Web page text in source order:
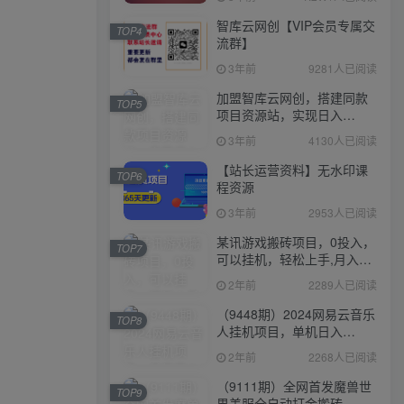
智库云网创【VIP会员专属交
流群】
3年前 9281人已阅读
TOP4
加盟智库云网创，搭建同款
项目资源站，实现日入
2000+
3年前 4130人已阅读
TOP5
【站长运营资料】无水印课
程资源
3年前 2953人已阅读
TOP6
某讯游戏搬砖项目，0投入，
可以挂机，轻松上手,月入
3000+上不封顶
2年前 2289人已阅读
TOP7
（9448期）2024网易云音乐
人挂机项目，单机日入
150+，无脑月入5000+
2年前 2268人已阅读
TOP8
（9111期）全网首发魔兽世
TOP9